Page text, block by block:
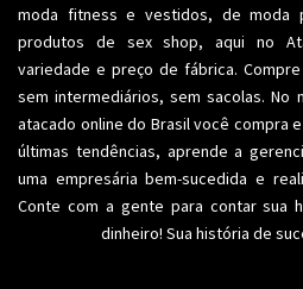
moda fitness e vestidos, de moda
produtos de sex shop, aqui no
variedade e preço de fábrica.
sem intermediários, sem sacolas. No
atacado online do Brasil você compra
últimas tendências, aprende a
uma empresária bem-sucedida e
Conte com a gente para contar sua
dinheiro! Sua história de